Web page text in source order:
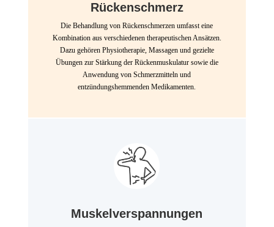
Rückenschmerz
Die Behandlung von Rückenschmerzen umfasst eine
Kombination aus verschiedenen therapeutischen Ansätzen.
Dazu gehören Physiotherapie, Massagen und gezielte
Übungen zur Stärkung der Rückenmuskulatur sowie die
Anwendung von Schmerzmitteln und
entzündungshemmenden Medikamenten.
Muskelverspannungen